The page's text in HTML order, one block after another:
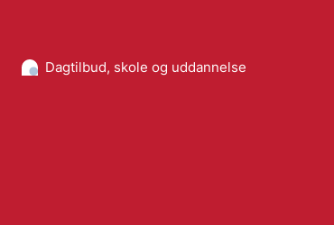
Dagtilbud, skole og uddannelse